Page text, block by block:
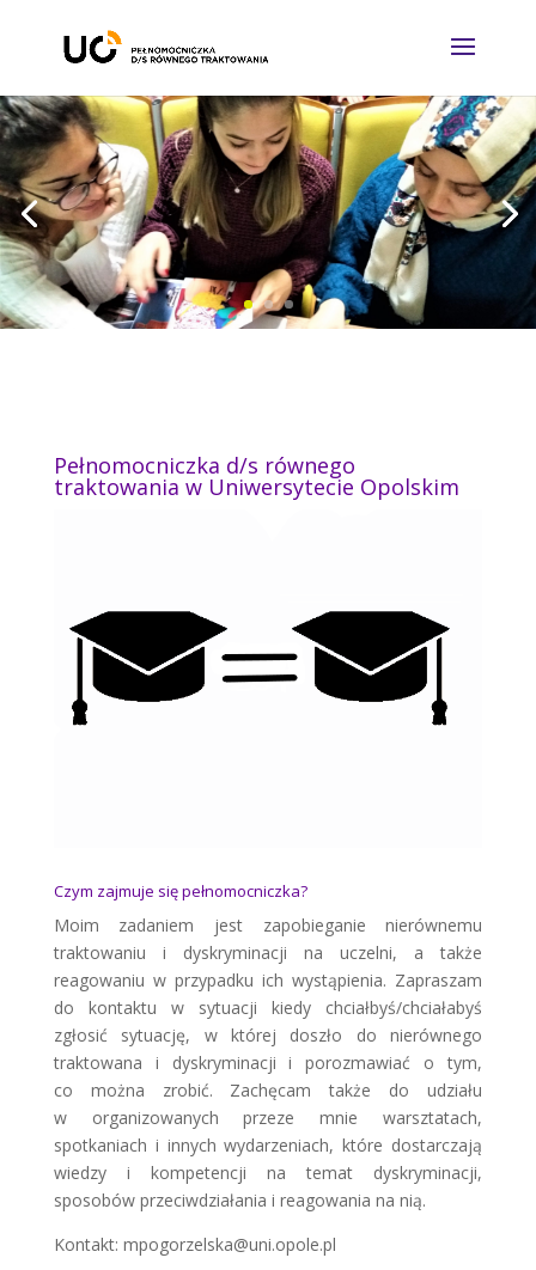
Pełnomocniczka d/s równego
traktowania w Uniwersytecie Opolskim
Czym zajmuje się pełnomocniczka?
Moim zadaniem jest zapobieganie nierównemu
traktowaniu i dyskryminacji na uczelni, a także
reagowaniu w przypadku ich wystąpienia. Zapraszam
do kontaktu w sytuacji kiedy chciałbyś/chciałabyś
zgłosić sytuację, w której doszło do nierównego
traktowana i dyskryminacji i porozmawiać o tym,
co można zrobić. Zachęcam także do udziału
w organizowanych przeze mnie warsztatach,
spotkaniach i innych wydarzeniach, które dostarczają
wiedzy i kompetencji na temat dyskryminacji,
sposobów przeciwdziałania i reagowania na nią.
Kontakt: mpogorzelska@uni.opole.pl